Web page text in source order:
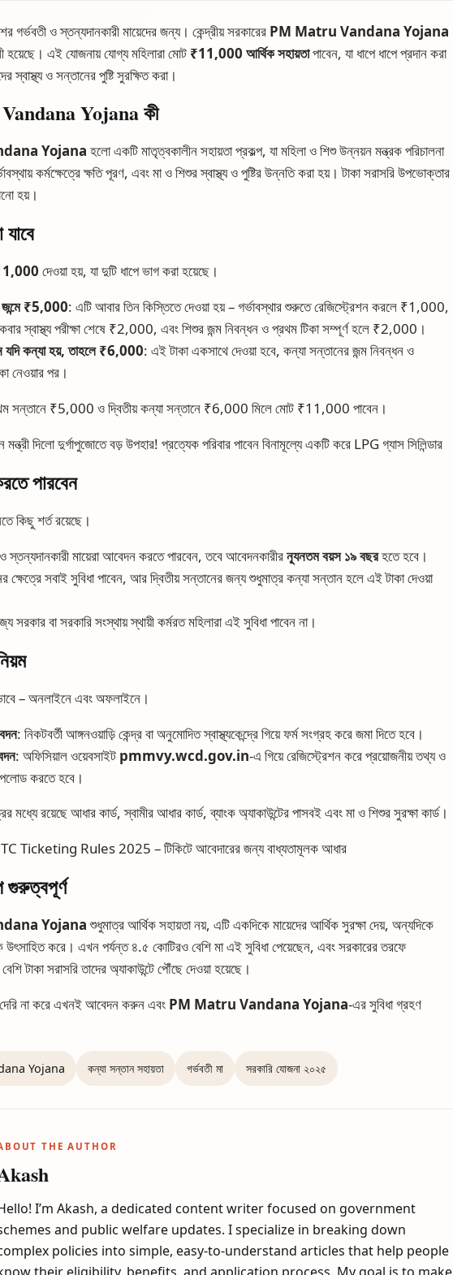
গর্ভবতী ও স্তন্যদানকারী মায়েদের জন্য। কেন্দ্রীয় সরকারের PM Matru Vandana Yojana
এই যোজনায় যোগ্য মহিলারা মোট ₹11,000 আর্থিক সহায়তাপাবেন, যা ধাপে ধাপে প্রদান করা
স্বাস্থ্য ও সন্তানের পুষ্টি সুরক্ষিত করা।
Yojana কী
Yojana হলো একটি মাতৃত্বকালীন সহায়তা প্রকল্প, যা মহিলা ও শিশু উন্নয়ন মন্ত্রক পরিচালনা
কর্মক্ষেত্রে ক্ষতি পূরণ, এবং মা ও শিশুর স্বাস্থ্য ও পুষ্টির উন্নতি করা হয়। টাকা সরাসরি উপভোক্তার
হয়।
দেওয়া হয়, যা দুটি ধাপে ভাগ করা হয়েছে।
₹5,000: এটি আবার তিন কিস্তিতে দেওয়া হয় – গর্ভাবস্থার শুরুতে রেজিস্ট্রেশন করলে ₹1,000,
স্বাস্থ্য পরীক্ষা শেষে ₹2,000, এবং শিশুর জন্ম নিবন্ধন ও প্রথম টিকা সম্পূর্ণ হলে ₹2,000।
যদি কন্যা হয়, তাহলে ₹6,000: এই টাকা একসাথে দেওয়া হবে, কন্যা সন্তানের জন্ম নিবন্ধন ও
নেওয়ার পর।
সন্তানে ₹5,000 ও দ্বিতীয় কন্যা সন্তানে ₹6,000 মিলে মোট ₹11,000 পাবেন।
মন্ত্রী দিলো দুর্গাপুজোতে বড় উপহার! প্রত্যেক পরিবার পাবেন বিনামূল্যে একটি করে LPG গ্যাস সিলিন্ডার
পারবেন
কিছু শর্ত রয়েছে।
স্তন্যদানকারী মায়েরা আবেদন করতে পারবেন, তবে আবেদনকারীরন্যূনতম বয়স ১৯ বছরহতে হবে।
ক্ষেত্রে সবাই সুবিধা পাবেন, আর দ্বিতীয় সন্তানের জন্য শুধুমাত্র কন্যা সন্তান হলে এই টাকা দেওয়া
সরকার বা সরকারি সংস্থায় স্থায়ী কর্মরত মহিলারা এই সুবিধা পাবেন না।
– অনলাইনে এবং অফলাইনে।
: নিকটবর্তী আঙ্গনওয়াড়ি কেন্দ্র বা অনুমোদিত স্বাস্থ্যকেন্দ্রে গিয়ে ফর্ম সংগ্রহ করে জমা দিতে হবে।
: অফিসিয়াল ওয়েবসাইট pmmvy.wcd.gov.in-এ গিয়ে রেজিস্ট্রেশন করে প্রয়োজনীয় তথ্য ও
করতে হবে।
মধ্যে রয়েছে আধার কার্ড, স্বামীর আধার কার্ড, ব্যাংক অ্যাকাউন্টের পাসবই এবং মা ও শিশুর সুরক্ষা কার্ড।
Ticketing Rules 2025 – টিকিটে আবেদারের জন্য বাধ্যতামূলক আধার
গুরুত্বপূর্ণ
Yojana শুধুমাত্র আর্থিক সহায়তা নয়, এটি একদিকে মায়েদের আর্থিক সুরক্ষা দেয়, অন্যদিকে
উৎসাহিত করে। এখন পর্যন্ত ৪.৫ কোটিরও বেশি মা এই সুবিধা পেয়েছেন, এবং সরকারের তরফে
টাকা সরাসরি তাদের অ্যাকাউন্টে পৌঁছে দেওয়া হয়েছে।
না করে এখনই আবেদন করুন এবং PM Matru Vandana Yojana-এর সুবিধা গ্রহণ
Yojana কন্যা সন্তান সহায়তা গর্ভবতী মা সরকারি যোজনা ২০২৫
THE AUTHOR
I’m Akash, a dedicated content writer focused on government
and public welfare updates. I specialize in breaking down
policies into simple, easy-to-understand articles that help people